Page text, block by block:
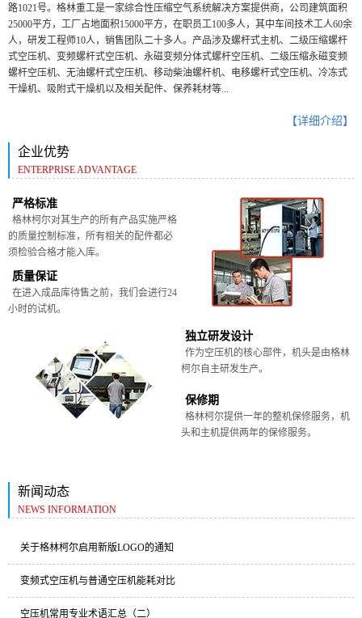
路1021号。 格林重工是一家综合性压缩空气系统解决方案提供商， 公司建筑面积
25000平方，工厂占地面积15000平方，在职员工100多人，其中车间技术工人60余
人，研发工程师10人，销售团队二十多人。 产品涉及螺杆式主机、二级压缩螺杆
式空压机、变频螺杆式空压机、永磁变频分体式螺杆空压机、二级压缩永磁变频
螺杆空压机、无油螺杆式空压机、移动柴油螺杆机、电移螺杆式空压机、冷冻式
干燥机、吸附式干燥机以及相关配件、保养耗材等...
【详细介绍】
企业优势
ENTERPRISE ADVANTAGE
严格标准
格林柯尔对其生产的所有产品实施严格
的质量控制标准，所有相关的配件都必
须检验合格才能入库。
质量保证
在进入成品库待售之前，我们会进行24
小时的试机。
独立研发设计
作为空压机的核心部件，机头是由格林
柯尔自主研发生产。
保修期
格林柯尔提供一年的整机保修服务，机
头和主机提供两年的保修服务。
新闻动态
NEWS INFORMATION
关于格林柯尔启用新版LOGO的通知
变频式空压机与普通空压机能耗对比
空压机常用专业术语汇总（二）